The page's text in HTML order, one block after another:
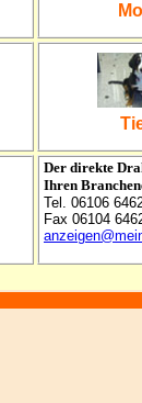
Der direkte
Ihren
Tel. 06106
Fax 06104